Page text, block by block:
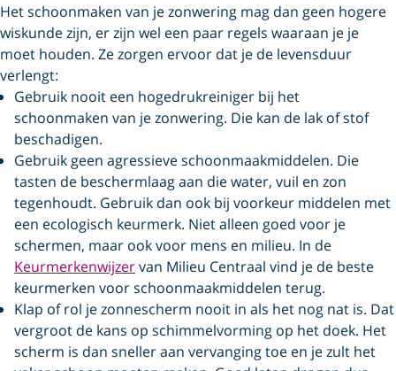
Het schoonmaken van je zonwering mag dan geen hogere
wiskunde zijn, er zijn wel een paar regels waaraan je je
moet houden. Ze zorgen ervoor dat je de levensduur
verlengt:
Gebruik nooit een hogedrukreiniger bij het
schoonmaken van je zonwering. Die kan de lak of stof
beschadigen.
Gebruik geen agressieve schoonmaakmiddelen. Die
tasten de beschermlaag aan die water, vuil en zon
tegenhoudt. Gebruik dan ook bij voorkeur middelen met
een ecologisch keurmerk. Niet alleen goed voor je
schermen, maar ook voor mens en milieu. In de
Keurmerkenwijzervan Milieu Centraal vind je de beste
keurmerken voor schoonmaakmiddelen terug.
Klap of rol je zonnescherm nooit in als het nog nat is. Dat
vergroot de kans op schimmelvorming op het doek. Het
scherm is dan sneller aan vervanging toe en je zult het